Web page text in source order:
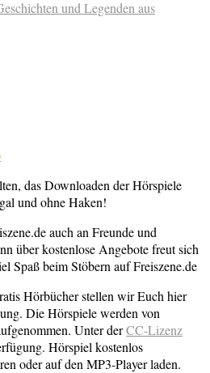
und Legenden aus
das Downloaden der Hörspiele
und ohne Haken!
auch an Freunde und
über kostenlose Angebote freut sich
Spaß beim Stöbern auf Freiszene.de
Hörbücher stellen wir Euch hier
Die Hörspiele werden von
Unter derCC-Lizenz
Hörspiel kostenlos
oder auf den MP3-Player laden.